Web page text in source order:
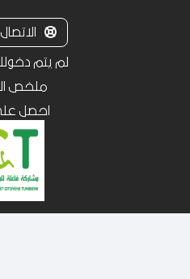
لم يتم
ملخص
احصل